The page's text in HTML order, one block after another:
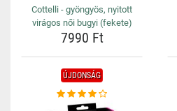
Cottelli - gyöngyös, nyitott
virágos női bugyi (fekete)
7990 Ft
ÚJDONSÁG